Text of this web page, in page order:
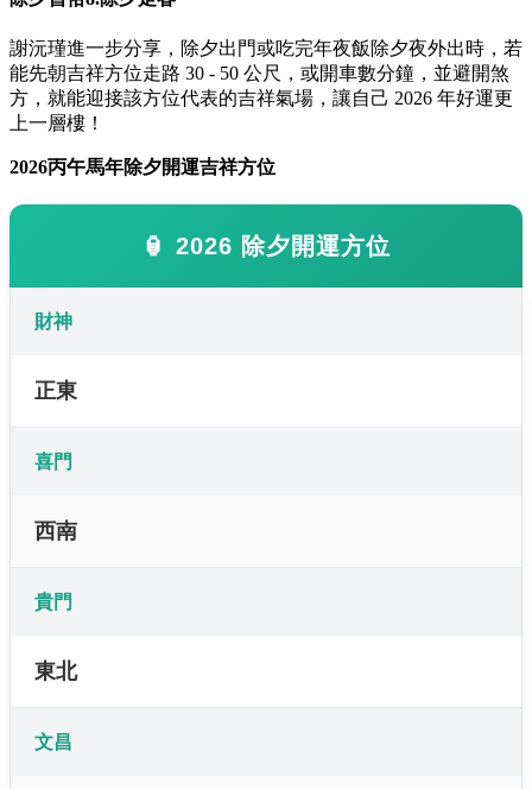
謝沅瑾進一步分享，除夕出門或吃完年夜飯除夕夜外出時，若
能先朝吉祥方位走路 30 - 50 公尺，或開車數分鐘，並避開煞
方，就能迎接該方位代表的吉祥氣場，讓自己 2026 年好運更
上一層樓！
2026丙午馬年除夕開運吉祥方位
🏮 2026 除夕開運方位
財神
正東
喜門
西南
貴門
東北
文昌